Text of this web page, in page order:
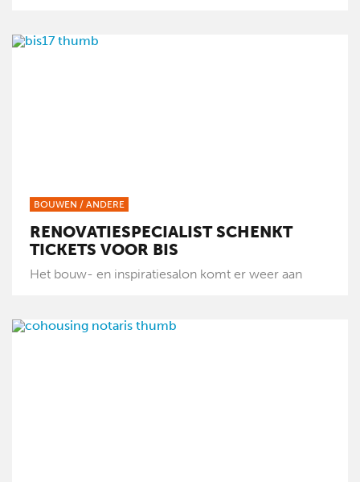
BOUWEN / ANDERE
RENOVATIESPECIALIST SCHENKT
TICKETS VOOR BIS
Het bouw- en inspiratiesalon komt er weer aan